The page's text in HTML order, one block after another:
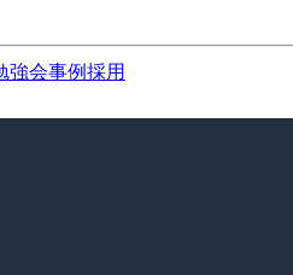
強会事例採用